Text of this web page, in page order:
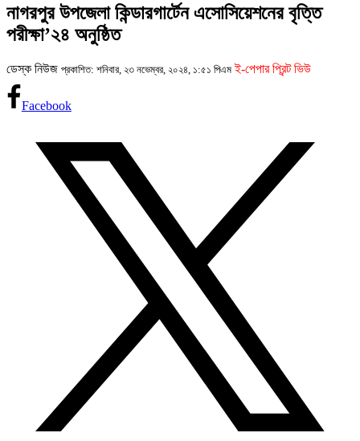
নাগরপুর উপজেলা কিন্ডারগার্টেন এসোসিয়েশনের বৃত্তি
পরীক্ষা’২৪ অনুষ্ঠিত
ডেস্ক নিউজ প্রকাশিত: শনিবার, ২৩ নভেম্বর, ২০২৪, ১:৫১ পিএম ই-পেপার প্রিন্ট ভিউ
Facebook